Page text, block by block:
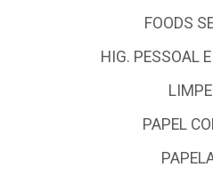
FOODS
HIG. PESSOAL
PAPEL